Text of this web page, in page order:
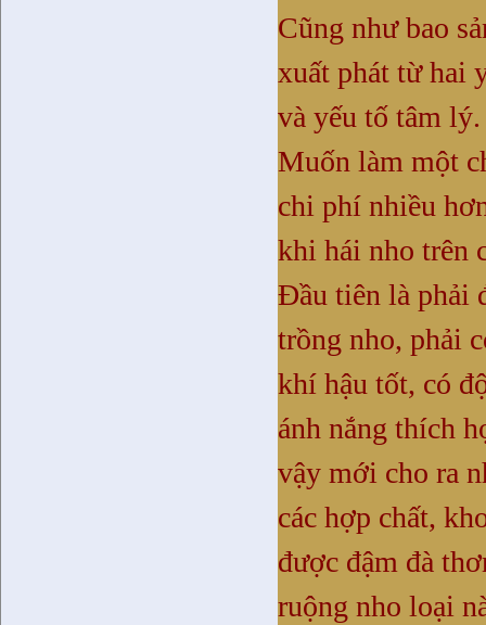
Cũng như bao
xuất phát từ hai
và yếu tố tâm lý.
Muốn làm một
chi phí nhiều
khi hái nho trên
Đầu tiên là phải
trồng nho, phải
khí hậu tốt, có
ánh nắng thích
vậy mới cho ra
các hợp chất,
được đậm đà
ruộng nho loại